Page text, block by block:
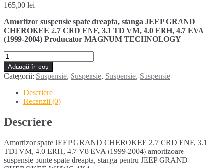
165,00 lei
Amortizor suspensie spate dreapta, stanga JEEP GRAND
CHEROKEE 2.7 CRD ENF, 3.1 TD VM, 4.0 ERH, 4.7 EVA
(1999-2004) Producator MAGNUM TECHNOLOGY
Cantitate
Amortizor
spate
JEEP
GRAND
CHEROKEE
WG
(1999-
Adaugă în coș
Categorii: Suspensie, Suspensie, Suspensie, Suspensie
Descriere
Recenzii (0)
Descriere
Amortizor spate JEEP GRAND CHEROKEE 2.7 CRD ENF, 3.1
TDI VM, 4.0 ERH, 4.7 V8 EVA (1999-2004) amortizoare
suspensie punte spate dreapta, stanga pentru JEEP GRAND